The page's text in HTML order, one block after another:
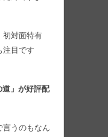
初対面特有
注目です
」が好評配
言うのもなん